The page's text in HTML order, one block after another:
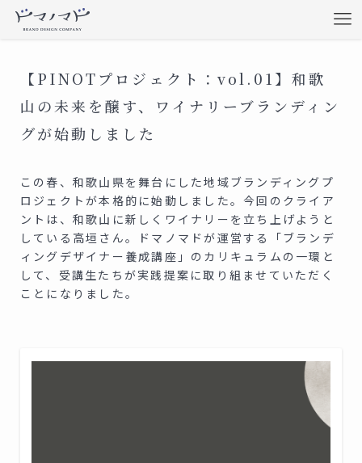
【PINOTプロジェクト：vol.01】和歌
山の未来を醸す、ワイナリーブランディン
グが始動しました
この春、和歌山県を舞台にした地域ブランディングプ
ロジェクトが本格的に始動しました。今回のクライア
ントは、和歌山に新しくワイナリーを立ち上げようと
している高垣さん。ドマノマドが運営する「ブランデ
ィングデザイナー養成講座」のカリキュラムの一環と
して、受講生たちが実践提案に取り組ませていただく
ことになりました。